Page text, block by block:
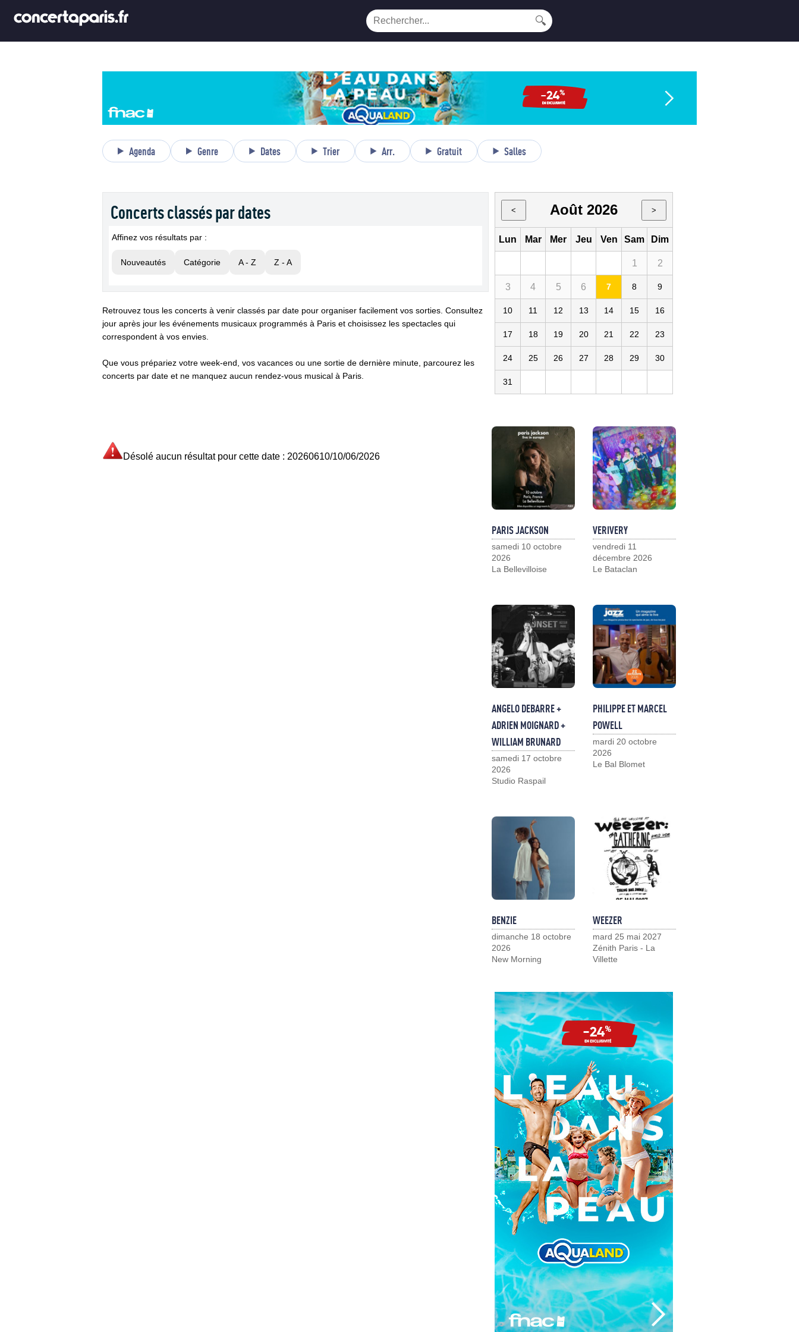
🔍
Agenda Genre Dates Trier Arr. Gratuit Salles
Concerts classés par dates
Affinez vos résultats par :
Nouveautés Catégorie A - Z Z - A
Retrouvez tous les concerts à venir classés par date pour organiser facilement vos sorties. Consultez
jour après jour les événements musicaux programmés à Paris et choisissez les spectacles qui
correspondent à vos envies.
Que vous prépariez votre week-end, vos vacances ou une sortie de dernière minute, parcourez les
concerts par date et ne manquez aucun rendez-vous musical à Paris.
Désolé aucun résultat pour cette date : 20260610/10/06/2026
< Août 2026 >
Lun Mar Mer Jeu Ven Sam Dim
1 2
3 4 5 6 7 8 9
10 11 12 13 14 15 16
17 18 19 20 21 22 23
24 25 26 27 28 29 30
31
PARIS JACKSON
samedi 10 octobre
2026
La Bellevilloise
VERIVERY
vendredi 11
décembre 2026
Le Bataclan
ANGELO DEBARRE +
ADRIEN MOIGNARD +
WILLIAM BRUNARD
samedi 17 octobre
2026
Studio Raspail
PHILIPPE ET MARCEL
POWELL
mardi 20 octobre
2026
Le Bal Blomet
BENZIE
dimanche 18 octobre
2026
New Morning
WEEZER
mard 25 mai 2027
Zénith Paris - La
Villette